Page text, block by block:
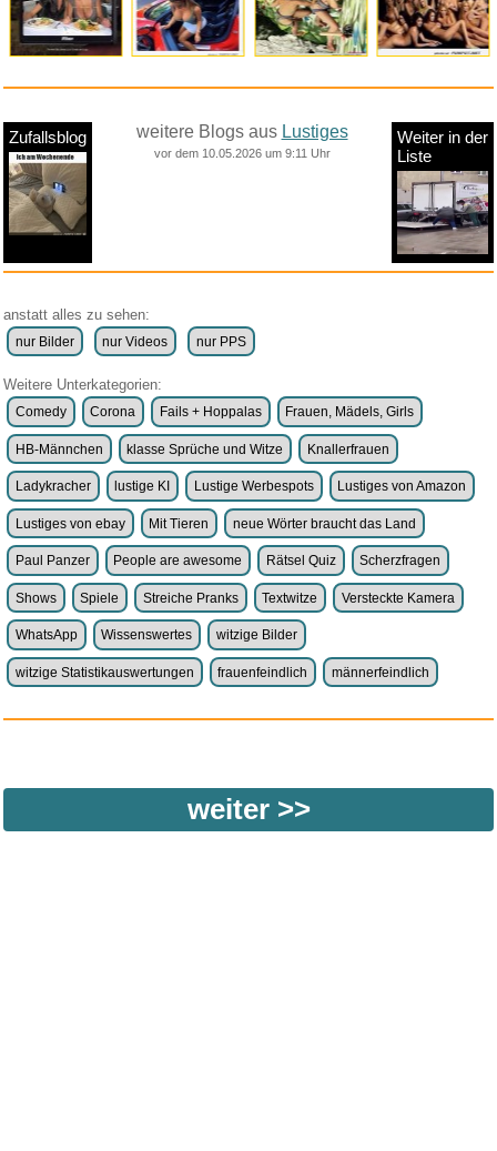
Zufallsblog weitere Blogs aus Lustiges
vor dem 10.05.2026 um 9:11 Uhr
Weiter in der
Liste
anstatt alles zu sehen:
nur Bilder nur Videos nur PPS
Weitere Unterkategorien:
Comedy Corona Fails + Hoppalas Frauen, Mädels, Girls
HB-Männchen klasse Sprüche und Witze Knallerfrauen
Ladykracher lustige KI Lustige Werbespots Lustiges von Amazon
Lustiges von ebay Mit Tieren neue Wörter braucht das Land
Paul Panzer People are awesome Rätsel Quiz Scherzfragen
Shows Spiele Streiche Pranks Textwitze Versteckte Kamera
WhatsApp Wissenswertes witzige Bilder
witzige Statistikauswertungen frauenfeindlich männerfeindlich
weiter >>